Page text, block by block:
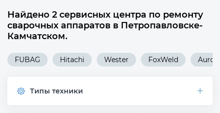
Найдено 2 сервисных центра по ремонту
сварочных аппаратов в Петропавловске-
Камчатском.
FUBAG Hitachi Wester FoxWeld
Типы техники